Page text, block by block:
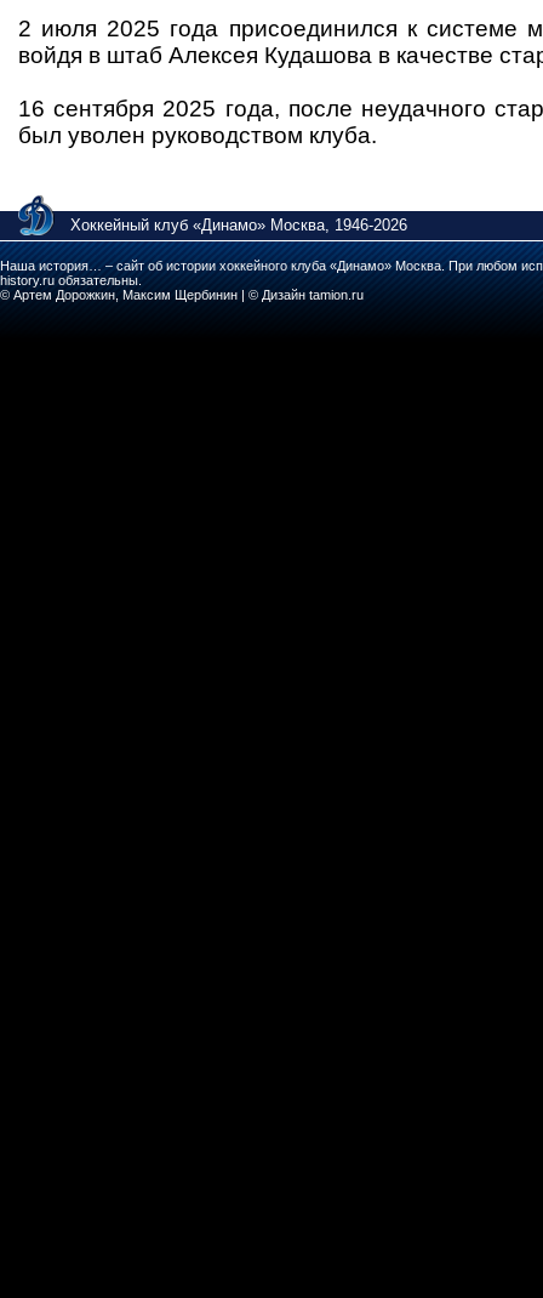
2 июля 2025 года присоединился к системе
войдя в штаб Алексея Кудашова в качестве
16 сентября 2025 года, после неудачного
был уволен руководством клуба.
Хоккейный клуб «Динамо» Москва, 1946-2026
Наша история… – сайт об истории хоккейного клуба «Динамо» Москва. При любом
history.ru обязательны.
© Артем Дорожкин, Максим Щербинин | © Дизайн tamion.ru